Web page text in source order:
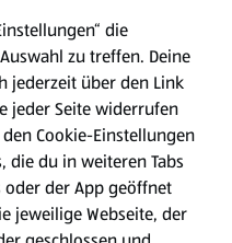
die
zu treffen. Deine
jederzeit über den Link
jeder Seite widerrufen
Cookie-Einstellungen
die du in weiteren Tabs
der App geöffnet
jeweilige Webseite, der